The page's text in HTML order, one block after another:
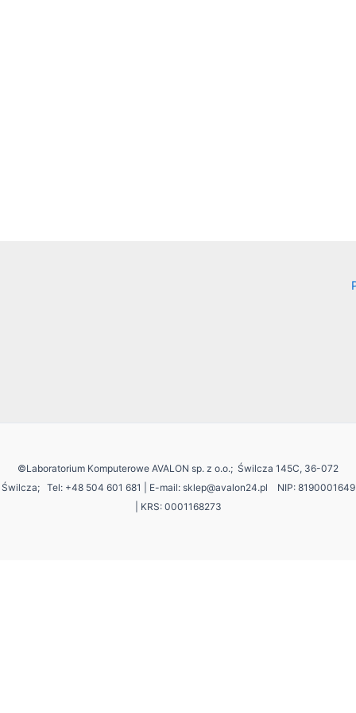
©Laboratorium Komputerowe AVALON sp. z o.o.; Świlcza 145C, 36-072
Świlcza; Tel: +48 504 601 681 | E-mail: sklep@avalon24.pl NIP: 8190001649
| KRS: 0001168273